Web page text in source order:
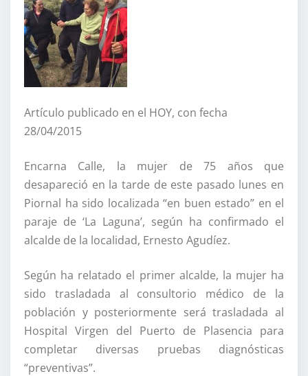
Artículo publicado en el HOY, con fecha
28/04/2015
Encarna Calle, la mujer de 75 años que
desapareció en la tarde de este pasado lunes en
Piornal ha sido localizada “en buen estado” en el
paraje de ‘La Laguna’, según ha confirmado el
alcalde de la localidad, Ernesto Agudíez.
Según ha relatado el primer alcalde, la mujer ha
sido trasladada al consultorio médico de la
población y posteriormente será trasladada al
Hospital Virgen del Puerto de Plasencia para
completar diversas pruebas diagnósticas
“preventivas”.